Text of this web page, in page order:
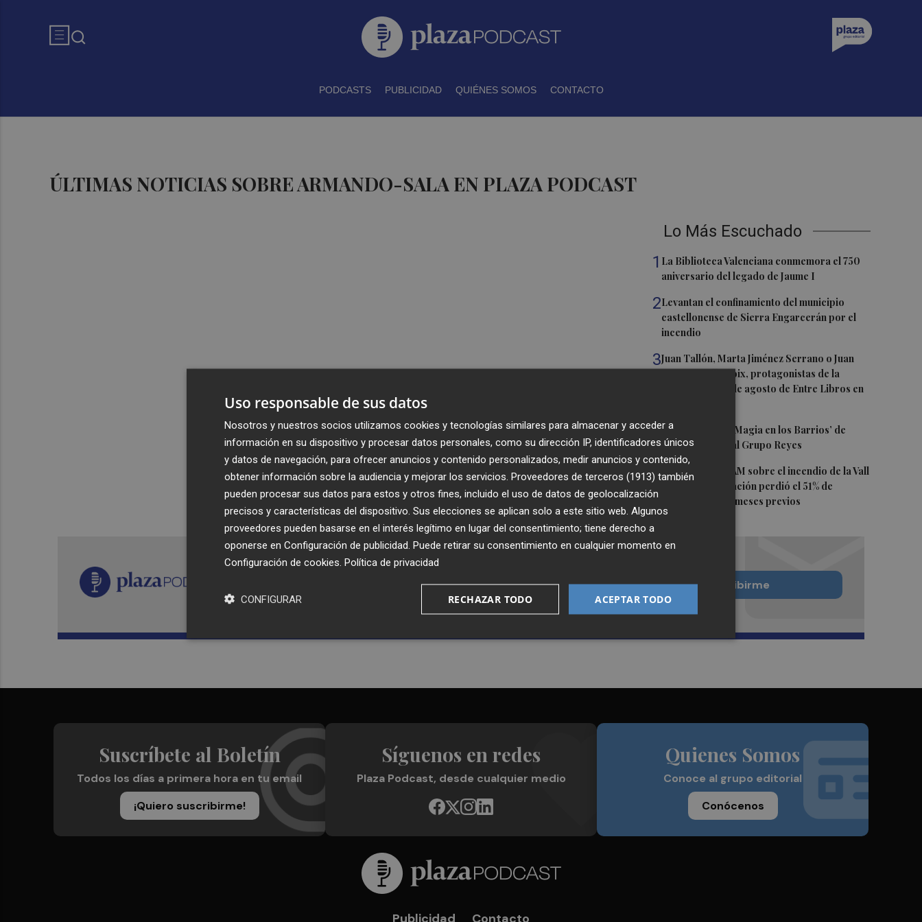
PODCASTS PUBLICIDAD QUIÉNES SOMOS CONTACTO
ÚLTIMAS NOTICIAS SOBRE ARMANDO-SALA EN PLAZA PODCAST
Lo Más Escuchado
1 La Biblioteca Valenciana conmemora el 750
aniversario del legado de Jaume I
2Levantan el confinamiento del municipio
castellonense de Sierra Engarcerán por el
incendio
3Juan Tallón, Marta Jiménez Serrano o Juan
Evaristo Valls Boix, protagonistas de la
programación de agosto de Entre Libros en
4Los talleres de ‘Magia en los Barrios’ de
Castelló llegan al Grupo Reyes
5 Informe del CEAM sobre el incendio de la Vall
d'Uixó: la vegetación perdió el 51% de
humedad en los meses previos
Recibe toda la actualidad de
Plaza Podcast en tu correo
Quiero suscribirme
Suscríbete al Boletín
Todos los días a primera hora en tu email
¡Quiero suscribirme!
Síguenos en redes
Plaza Podcast, desde cualquier medio
Quienes Somos
Conoce al grupo editorial
Conócenos
Publicidad Contacto
Uso responsable de sus datos
Nosotros y nuestros socios utilizamos cookies y tecnologías similares para almacenar y acceder a
información en su dispositivo y procesar datos personales, como su dirección IP, identificadores únicos
y datos de navegación, para ofrecer anuncios y contenido personalizados, medir anuncios y contenido,
obtener información sobre la audiencia y mejorar los servicios. Proveedores de terceros (1913) también
pueden procesar sus datos para estos y otros fines, incluido el uso de datos de geolocalización
precisos y características del dispositivo. Sus elecciones se aplican solo a este sitio web. Algunos
proveedores pueden basarse en el interés legítimo en lugar del consentimiento; tiene derecho a
oponerse en Configuración de publicidad . Puede retirar su consentimiento en cualquier momento en
Configuración de cookies Política de privacidad
ACEPTAR TODO
RECHAZAR TODO
CONFIGURAR